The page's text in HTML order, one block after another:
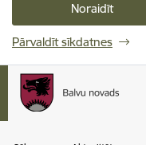
Noraidīt
Pārvaldīt sīkdatnes